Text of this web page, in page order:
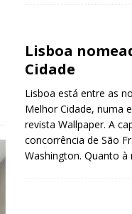
Lisboa
Cidade
Lisboa está entre as
Melhor Cidade, numa
revista Wallpaper. A
concorrência de São
Washington. Quanto